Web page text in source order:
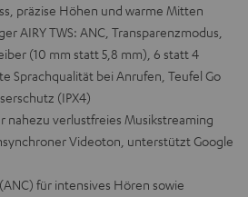
präzise Höhen und warme Mitten
AIRY TWS: ANC, Transparenzmodus,
(10 mm statt 5,8 mm), 6 statt 4
Sprachqualität bei Anrufen, Teufel Go
(IPX4)
nahezu verlustfreies Musikstreaming
Videoton, unterstützt Google
für intensives Hören sowie